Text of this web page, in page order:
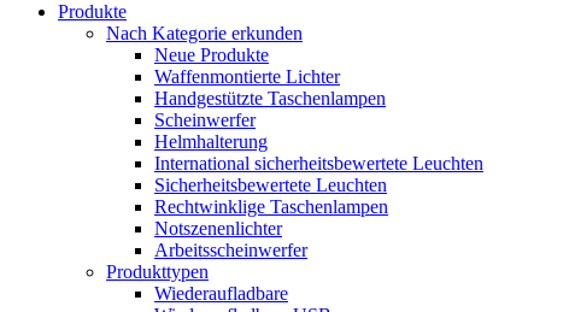
Produkte
Nach Kategorie erkunden
Neue Produkte
Waffenmontierte Lichter
Handgestützte Taschenlampen
Scheinwerfer
Helmhalterung
International sicherheitsbewertete Leuchten
Sicherheitsbewertete Leuchten
Rechtwinklige Taschenlampen
Notszenenlichter
Arbeitsscheinwerfer
Produkttypen
Wiederaufladbare